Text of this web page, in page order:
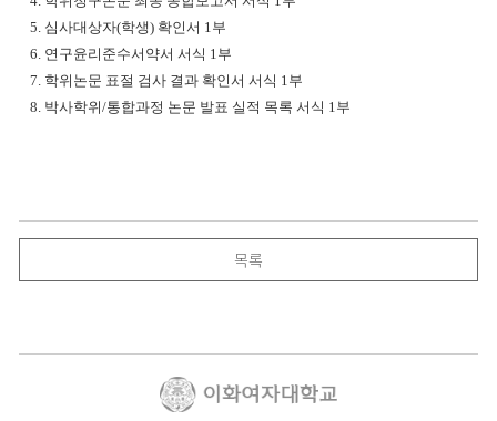
5. 심사대상자(학생) 확인서 1부
6. 연구윤리준수서약서 서식 1부
7. 학위논문 표절 검사 결과 확인서 서식 1부
8. 박사학위/통합과정 논문 발표 실적 목록 서식 1부
목록